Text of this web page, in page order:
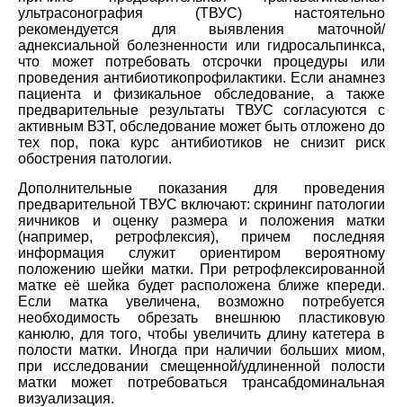
ультрасонография (ТВУС) настоятельно
рекомендуется для выявления маточной/
аднексиальной болезненности или гидросальпинкса,
что может потребовать отсрочки процедуры или
проведения антибиотикопрофилактики. Если анамнез
пациента и физикальное обследование, а также
предварительные результаты ТВУС согласуются с
активным ВЗТ, обследование может быть отложено до
тех пор, пока курс антибиотиков не снизит риск
обострения патологии.
Дополнительные показания для проведения
предварительной ТВУС включают: скрининг патологии
яичников и оценку размера и положения матки
(например, ретрофлексия), причем последняя
информация служит ориентиром вероятному
положению шейки матки. При ретрофлексированной
матке её шейка будет расположена ближе кпереди.
Если матка увеличена, возможно потребуется
необходимость обрезать внешнюю пластиковую
канюлю, для того, чтобы увеличить длину катетера в
полости матки. Иногда при наличии больших миом,
при исследовании смещенной/удлиненной полости
матки может потребоваться трансабдоминальная
визуализация.